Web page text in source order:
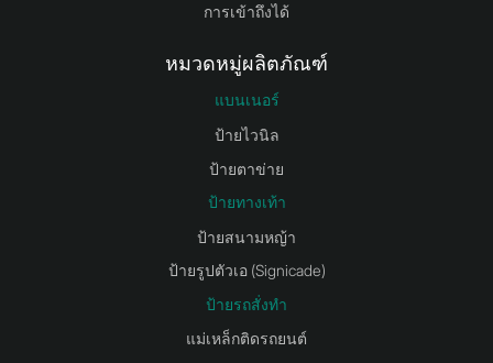
การเข้าถึงได้
หมวดหมู่ผลิตภัณฑ์
แบนเนอร์
ป้ายไวนิล
ป้ายตาข่าย
ป้ายทางเท้า
ป้ายสนามหญ้า
ป้ายรูปตัวเอ (Signicade)
ป้ายรถสั่งทำ
แม่เหล็กติดรถยนต์